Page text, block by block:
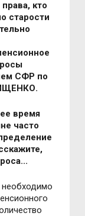
кто
старости
СФР по
время
часто
необходимо